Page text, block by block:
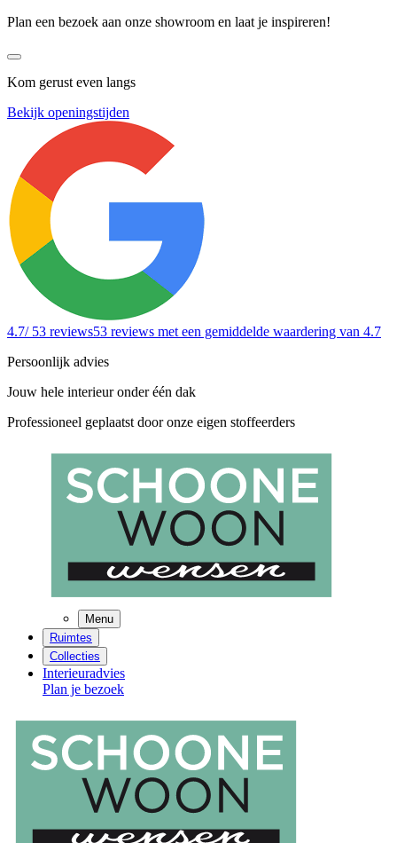
Plan een bezoek aan onze showroom en laat je inspireren!
Kom gerust even langs
Bekijk openingstijden
4.7/ 53 reviews53 reviews met een gemiddelde waardering van 4.7
Persoonlijk advies
Jouw hele interieur onder één dak
Professioneel geplaatst door onze eigen stoffeerders
Menu
Ruimtes
Collecties
Interieuradvies
Plan je bezoek